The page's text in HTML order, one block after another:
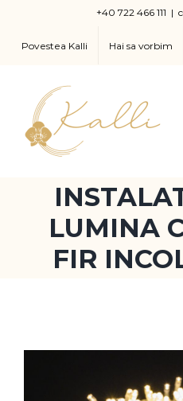
content
+40 722 466 111 |
Povestea Kalli Hai sa vorbim
LUMINA
FIR